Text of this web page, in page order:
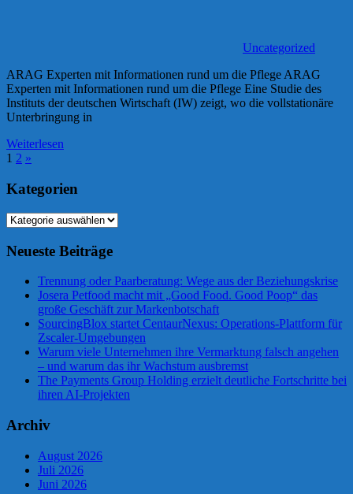
Uncategorized
ARAG Experten mit Informationen rund um die Pflege ARAG
Experten mit Informationen rund um die Pflege Eine Studie des
Instituts der deutschen Wirtschaft (IW) zeigt, wo die vollstationäre
Unterbringung in
Weiterlesen
Seitennummerierung
der
Beiträge
1 2 Nächste
»
Kategorien
Kategorien
Neueste Beiträge
Trennung oder Paarberatung: Wege aus der Beziehungskrise
Josera Petfood macht mit „Good Food. Good Poop“ das
große Geschäft zur Markenbotschaft
SourcingBlox startet CentaurNexus: Operations-Plattform für
Zscaler-Umgebungen
Warum viele Unternehmen ihre Vermarktung falsch angehen
– und warum das ihr Wachstum ausbremst
The Payments Group Holding erzielt deutliche Fortschritte bei
ihren AI-Projekten
Archiv
August 2026
Juli 2026
Juni 2026